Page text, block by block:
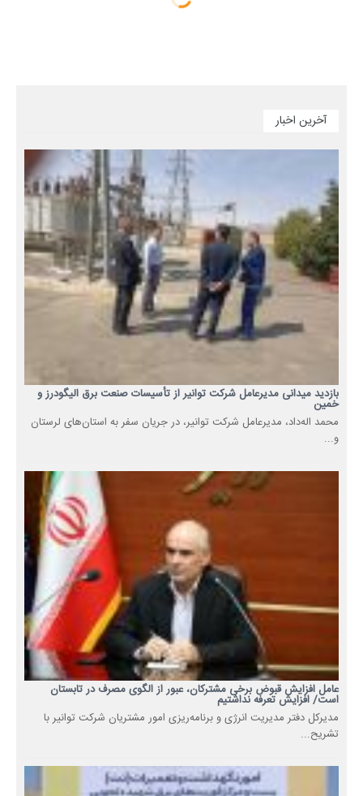
آخرین اخبار
بازدید میدانی مدیرعامل شرکت توانیر از تأسیسات صنعت برق الیگودرز و
خمین
محمد اله‌داد، مدیرعامل شرکت توانیر، در جریان سفر به استان‌های لرستان
و...
عامل افزایش قبوض برخی مشترکان، عبور از الگوی مصرف در تابستان
است/ افزایش تعرفه نداشتیم
مدیرکل دفتر مدیریت انرژی و برنامه‌ریزی امور مشتریان شرکت توانیر با
تشریح...